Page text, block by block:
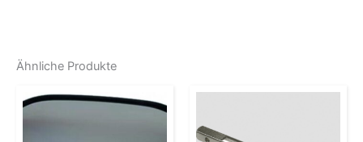
Ähnliche Produkte